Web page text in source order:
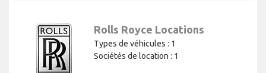
Rolls Royce Locations
Types de véhicules : 1
Sociétés de location : 1